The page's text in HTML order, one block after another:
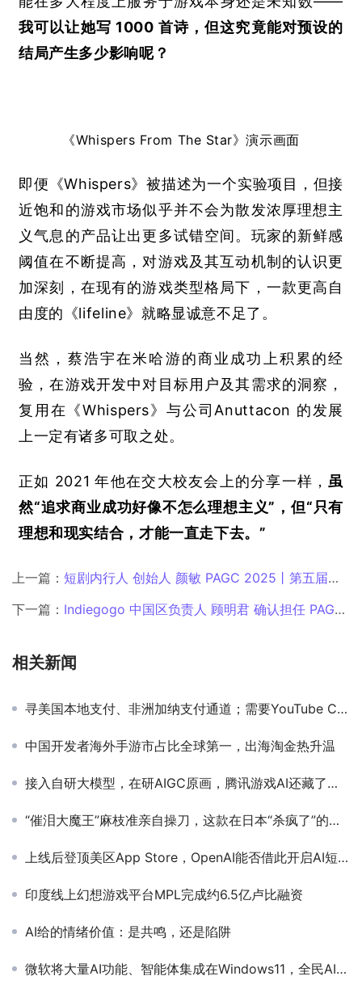
我可以让她写 1000 首诗，但这究竟能对预设的
结局产生多少影响呢？
《Whispers From The Star》演示画面
即便《Whispers》被描述为一个实验项目，但接
近饱和的游戏市场似乎并不会为散发浓厚理想主
义气息的产品让出更多试错空间。玩家的新鲜感
阈值在不断提高，对游戏及其互动机制的认识更
加深刻，在现有的游戏类型格局下，一款更高自
由度的《lifeline》就略显诚意不足了。
当然，蔡浩宇在米哈游的商业成功上积累的经
验，在游戏开发中对目标用户及其需求的洞察，
复用在《Whispers》与公司Anuttacon 的发展
上一定有诸多可取之处。
正如 2021 年他在交大校友会上的分享一样，虽
然“追求商业成功好像不怎么理想主义”，但“只有
理想和现实结合，才能一直走下去。”
上一篇： 短剧内行人 创始人 颜敏 PAGC 2025丨第五届全球产品与增长展会 短剧出海增长峰会 圆桌主持
下一篇： Indiegogo 中国区负责人 顾明君 确认担任 PAGC 2025丨第五届全球产品与增长展会 DTC品牌出海增长峰会演讲嘉宾！
相关新闻
寻美国本地支付、非洲加纳支付通道；需要YouTube CMS；国内游戏发行团队寻求投资｜私域神器每周合作精选No.197
中国开发者海外手游市占比全球第一，出海淘金热升温
接入自研大模型，在研AIGC原画，腾讯游戏AI还藏了好些大招
“催泪大魔王”麻枝准亲自操刀，这款在日本“杀疯了”的游戏突然官宣了
上线后登顶美区App Store，OpenAI能否借此开启AI短视频的社交实验？
印度线上幻想游戏平台MPL完成约6.5亿卢比融资
AI给的情绪价值：是共鸣，还是陷阱
微软将大量AI功能、智能体集成在Windows11，全民AI时代来了